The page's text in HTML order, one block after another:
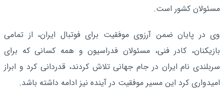
مسئولان کشور است.
وی در پایان ضمن آرزوی موفقیت برای فوتبال ایران، از تمامی
بازیکنان، کادر فنی، مسئولان فدراسیون و همه کسانی که برای
سربلندی نام ایران در جام جهانی تلاش کردند، قدردانی کرد و ابراز
امیدواری کرد این مسیر موفقیت در آینده نیز ادامه داشته باشد.